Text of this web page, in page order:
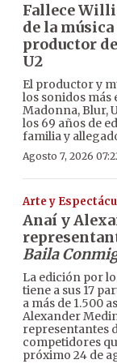
Fallece
de la
productor
U2
El productor y
los sonidos más
Madonna, Blur,
los 69 años de
familia y
Agosto 7, 2026
Arte y
Anaí y
Baila
La edición por
tiene a sus 17
a más de 1.500
Alexander
representantes
competidores
próximo 24 de